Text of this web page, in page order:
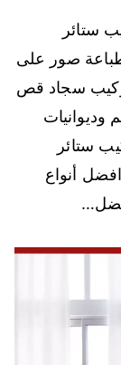
ستائر
صور على
سجاد قص
وديوانيات
ستائر
أنواع